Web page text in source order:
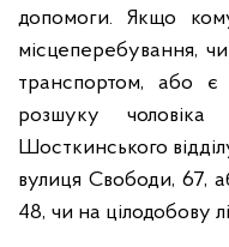
допомоги. Якщо
місцеперебування,
транспортом, або
розшуку
Шосткинського
вулиця Свободи, 67,
48, чи на цілодобову